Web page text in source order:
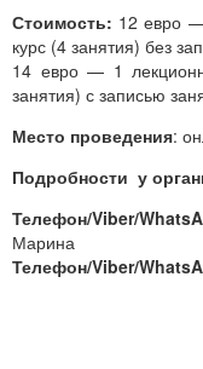
Стоимость: 12 евро
курс (4 занятия) без
14 евро — 1
занятия) с записью
Место проведения:
Подробности у
Телефон/Viber/
Марина
Телефон/Viber/